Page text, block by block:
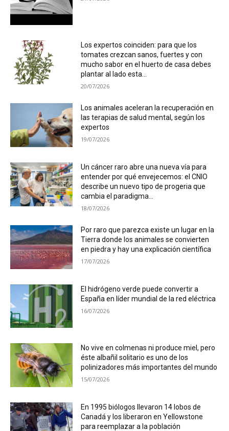
Los expertos coinciden: para que los
tomates crezcan sanos, fuertes y con
mucho sabor en el huerto de casa debes
plantar al lado esta...
20/07/2026
Los animales aceleran la recuperación en
las terapias de salud mental, según los
expertos
19/07/2026
Un cáncer raro abre una nueva vía para
entender por qué envejecemos: el CNIO
describe un nuevo tipo de progeria que
cambia el paradigma...
18/07/2026
Por raro que parezca existe un lugar en la
Tierra donde los animales se convierten
en piedra y hay una explicación científica
17/07/2026
El hidrógeno verde puede convertir a
España en líder mundial de la red eléctrica
16/07/2026
No vive en colmenas ni produce miel, pero
éste albañil solitario es uno de los
polinizadores más importantes del mundo
15/07/2026
En 1995 biólogos llevaron 14 lobos de
Canadá y los liberaron en Yellowstone
para reemplazar a la población